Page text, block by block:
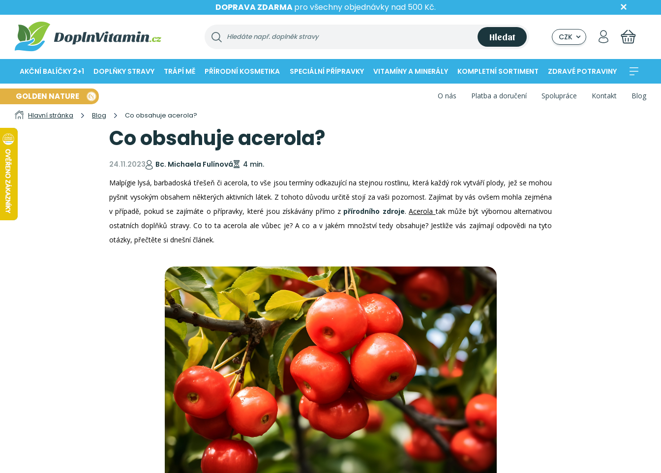
DOPRAVA ZDARMApro všechny objednávky nad 500 Kč.
Hledat CZK
AKČNÍ BALÍČKY 2+1 DOPLŇKY STRAVY TRÁPÍ MĚ PŘÍRODNÍ KOSMETIKA SPECIÁLNÍ PŘÍPRAVKY VITAMÍNY A MINERÁLY KOMPLETNÍ SORTIMENT ZDRAVÉ POTRAVINY
GOLDEN NATURE O nás Platba a doručení Spolupráce Kontakt Blog
Hlavní stránka Blog Co obsahuje acerola?
Co obsahuje acerola?
24.11.2023 Bc. Michaela Fulínová 4 min.
Malpígie lysá, barbadoská třešeň či acerola, to vše jsou termíny odkazující na stejnou rostlinu, která každý rok vytváří plody, jež se mohou
pyšnit vysokým obsahem některých aktivních látek. Z tohoto důvodu určitě stojí za vaši pozornost. Zajímat by vás ovšem mohla zejména
v případě, pokud se zajímáte o přípravky, které jsou získávány přímo z přírodního zdroje.Acerolatak může být výbornou alternativou
ostatních doplňků stravy. Co to ta acerola ale vůbec je? A co a v jakém množství tedy obsahuje? Jestliže vás zajímají odpovědi na tyto
otázky, přečtěte si dnešní článek.